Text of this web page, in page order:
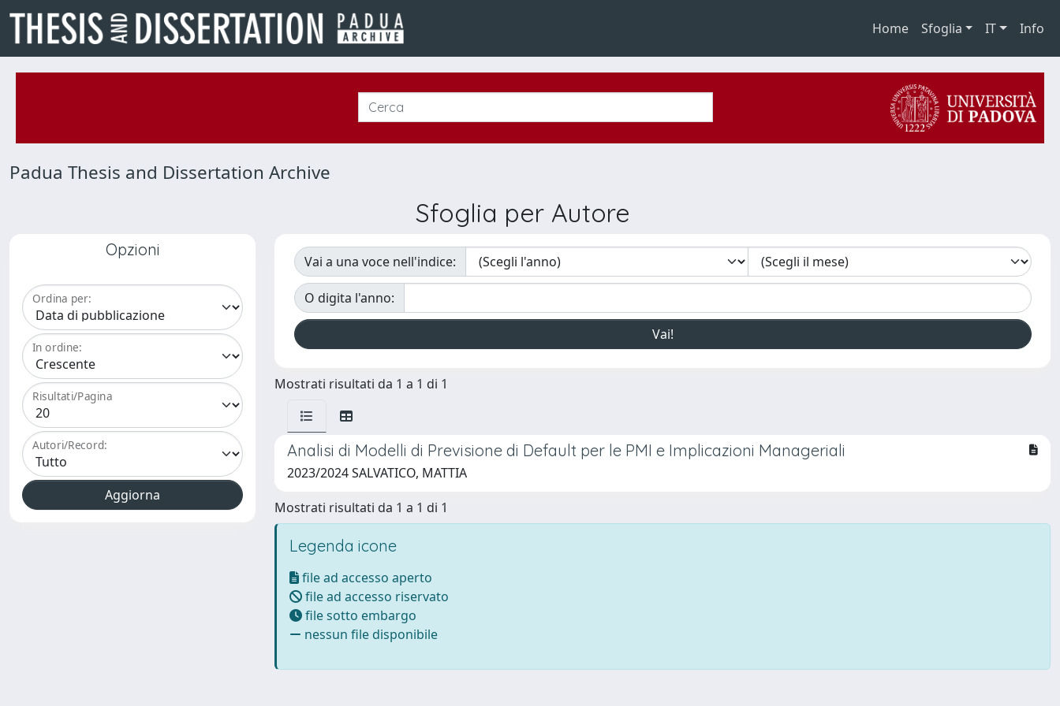
Home Sfoglia IT Info
Padua Thesis and Dissertation Archive
Sfoglia per Autore
Opzioni
Ordina per:
In ordine:
Risultati/Pagina
Autori/Record:
Vai a una voce nell'indice:
O digita l'anno:
Mostrati risultati da 1 a 1 di 1
Analisi di Modelli di Previsione di Default per le PMI e Implicazioni Manageriali
2023/2024 SALVATICO, MATTIA
Mostrati risultati da 1 a 1 di 1
Legenda icone
file ad accesso aperto
file ad accesso riservato
file sotto embargo
nessun file disponibile